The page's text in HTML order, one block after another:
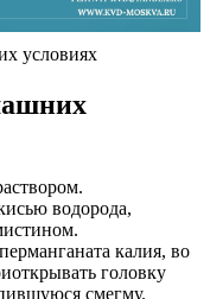
условиях
водорода,
калия, во
головку
смегму.